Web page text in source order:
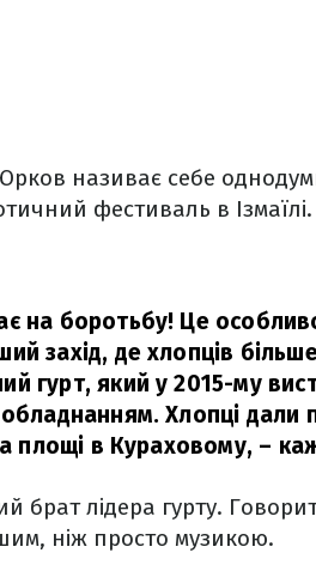
називає себе
фестиваль в Ізмаїлі.
на боротьбу! Це
захід, де хлопців
гурт, який у 2015-му
обладнанням. Хлопці дали
площі в Кураховому, –
брат лідера гурту.
ніж просто музикою.